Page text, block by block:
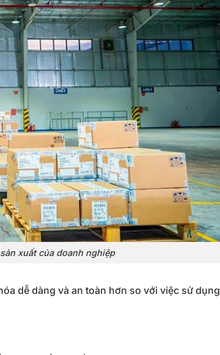
xuất của doanh nghiệp
dễ dàng và an toàn hơn so với việc sử dụng